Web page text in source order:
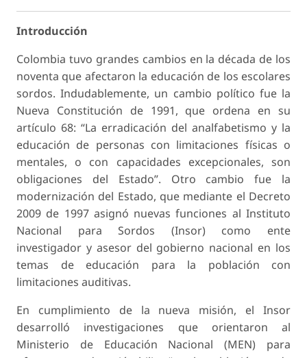
Introducción
Colombia tuvo grandes cambios en la década de los
noventa que afectaron la educación de los escolares
sordos. Indudablemente, un cambio político fue la
Nueva Constitución de 1991, que ordena en su
artículo 68: “La erradicación del analfabetismo y la
educación de personas con limitaciones físicas o
mentales, o con capacidades excepcionales, son
obligaciones del Estado”. Otro cambio fue la
modernización del Estado, que mediante el Decreto
2009 de 1997 asignó nuevas funciones al Instituto
Nacional para Sordos (Insor) como ente
investigador y asesor del gobierno nacional en los
temas de educación para la población con
limitaciones auditivas.
En cumplimiento de la nueva misión, el Insor
desarrolló investigaciones que orientaron al
Ministerio de Educación Nacional (MEN) para